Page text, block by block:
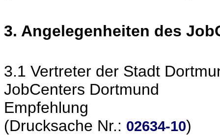
3. Angelegenheiten des
3.1 Vertreter der Stadt
JobCenters Dortmund
Empfehlung
(Drucksache Nr.: 02634-10)